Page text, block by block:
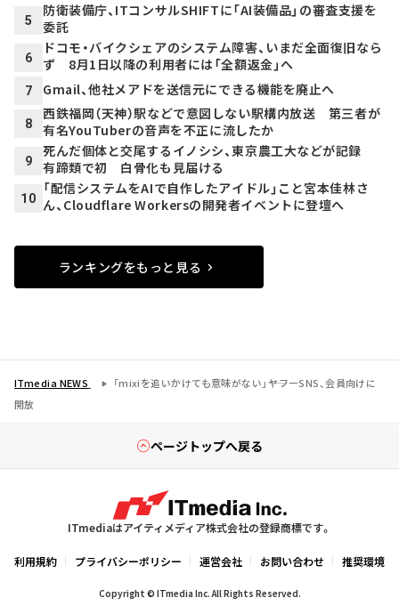
5
防衛装備庁、ITコンサルSHIFTに「AI装備品」の審査支援を
委託
6
ドコモ・バイクシェアのシステム障害、いまだ全面復旧なら
ず 8月1日以降の利用者には「全額返金」へ
7 Gmail、他社メアドを送信元にできる機能を廃止へ
8
西鉄福岡（天神）駅などで意図しない駅構内放送 第三者が
有名YouTuberの音声を不正に流したか
9
死んだ個体と交尾するイノシシ、東京農工大などが記録
有蹄類で初 白骨化も見届ける
10
「配信システムをAIで自作したアイドル」こと宮本佳林さ
ん、Cloudflare Workersの開発者イベントに登壇へ
ランキングをもっと見る
ITmedia NEWS
「mixiを追いかけても意味がない」――ヤフーSNS、会員向けに
開放
ページトップへ戻る
ITmediaはアイティメディア株式会社の登録商標です。
利用規約 プライバシーポリシー 運営会社 お問い合わせ 推奨環境
Copyright © ITmedia Inc. All Rights Reserved.